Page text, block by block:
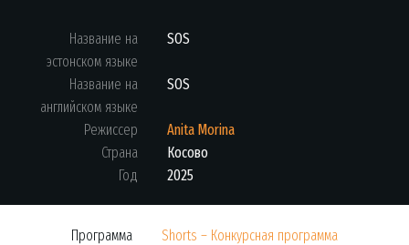
Название на
эстонском языке
SOS
Название на
английском языке
SOS
Режиссер
Anita Morina
Страна
Косово
Год
2025
Программа
Shorts – Конкурсная программа